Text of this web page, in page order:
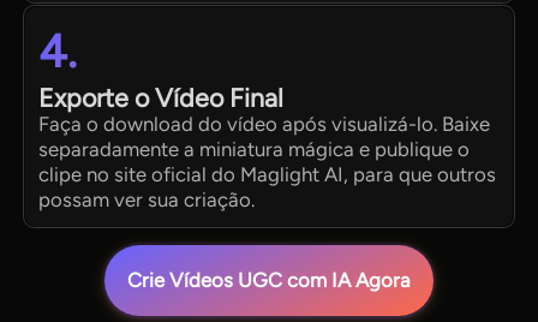
4.
Exporte o Vídeo Final
Faça o download do vídeo após visualizá-lo. Baixe
separadamente a miniatura mágica e publique o
clipe no site oficial do Maglight AI, para que outros
possam ver sua criação.
Crie Vídeos UGC com IA Agora